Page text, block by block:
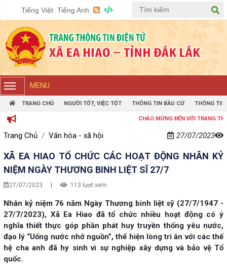
Tiếng Việt Tiếng Anh
MENU
TRANG CHỦ NGƯỜI TỐT, VIỆC TỐT THÔNG TIN BẦU CỬ THÔNG TIN
CHÀO MỪNG ĐẾN VỚI TRANG THÔNG TIN ĐIỆN
Trang Chủ Văn hóa - xã hội 27/07/2023
XÃ EA HIAO TỔ CHỨC CÁC HOẠT ĐỘNG NHÂN KỶ
NIỆM NGÀY THƯƠNG BINH LIỆT SĨ 27/7
27/07/2023 113 lượt xem
Nhân kỷ niệm 76 năm Ngày Thương binh liệt sỹ (27/7/1947 -
27/7/2023), Xã Ea Hiao đã tổ chức nhiều hoạt động có ý
nghĩa thiết thực góp phần phát huy truyền thống yêu nước,
đạo lý “Uống nước nhớ nguồn”, thể hiện lòng tri ân với các thế
hệ cha anh đã hy sinh vì sự nghiệp xây dựng và bảo vệ Tổ
quốc.